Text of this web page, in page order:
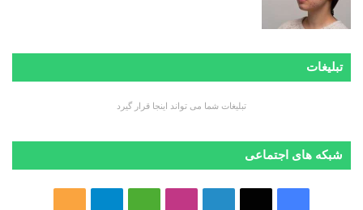
تبلیغات
تبلیغات شما می تواند اینجا قرار گیرد
شبکه های اجتماعی